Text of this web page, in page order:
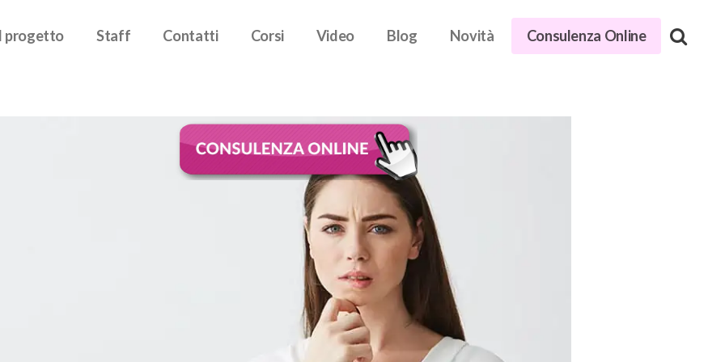
progetto Staff Contatti Corsi Video Blog Novità Consulenza Online